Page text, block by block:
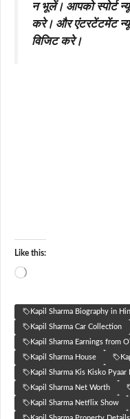
न भूलें। आपको स्पोर्ट
करे। और एंटरटेंटमेंट
विजिट करे।
Like this:
Loading…
Kapil Sharma Biography in
Kapil Sharma Car Collection
Kapil Sharma Earnings from
Kapil Sharma House
Kapil Sharma Kis Kisko Pyaar
Kapil Sharma Net Worth
Kapil Sharma Netflix Show